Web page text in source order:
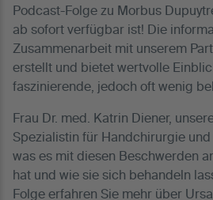
Podcast-Folge zu Morbus
ab sofort verfügbar ist! Die
Zusammenarbeit mit unserem
erstellt und bietet wertvolle
faszinierende, jedoch oft wenig
Frau Dr. med. Katrin Diener,
Spezialistin für Handchirurgie
was es mit diesen Beschwerden
hat und wie sie sich behandeln
Folge erfahren Sie mehr über